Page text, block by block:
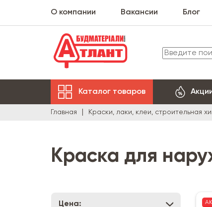
О компании Вакансии Блог
Каталог товаров
Главная Краски, лаки, клеи, строительная
Краска для
Цена: